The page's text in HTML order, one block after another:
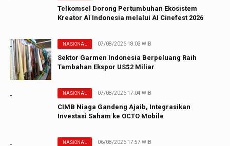
Telkomsel Dorong Pertumbuhan Ekosistem
Kreator AI Indonesia melalui AI Cinefest 2026
NASIONAL 07/08/2026 18:03 WIB
Sektor Garmen Indonesia Berpeluang Raih
Tambahan Ekspor US$2 Miliar
NASIONAL 07/08/2026 17:04 WIB
CIMB Niaga Gandeng Ajaib, Integrasikan
Investasi Saham ke OCTO Mobile
NASIONAL 06/08/2026 17:57 WIB